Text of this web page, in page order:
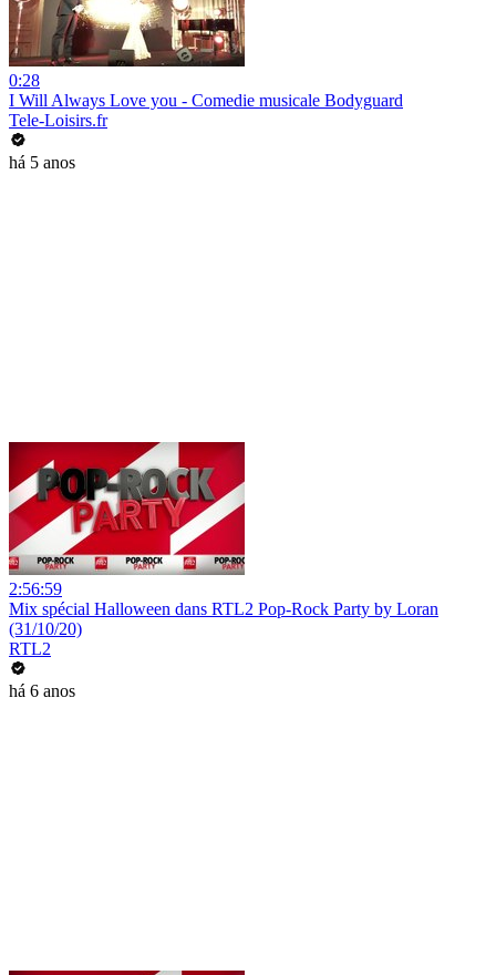
0:28
I Will Always Love you - Comedie musicale Bodyguard
Tele-Loisirs.fr
há 5 anos
2:56:59
Mix spécial Halloween dans RTL2 Pop-Rock Party by Loran
(31/10/20)
RTL2
há 6 anos